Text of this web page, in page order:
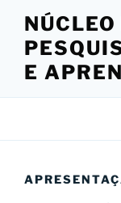
conteúdo
E